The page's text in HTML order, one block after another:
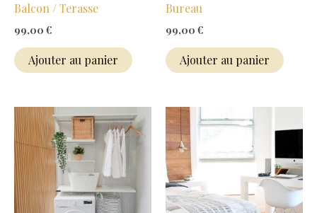
Balcon / Terasse
99,00 €
Ajouter au panier
Bureau
99,00 €
Ajouter au panier